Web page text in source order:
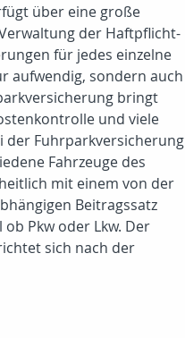
über eine große
der Haftpflicht-
für jedes einzelne
aufwendig, sondern auch
bringt
und viele
der Fuhrparkversicherung
Fahrzeuge des
mit einem von der
Beitragssatz
Pkw oder Lkw. Der
sich nach der